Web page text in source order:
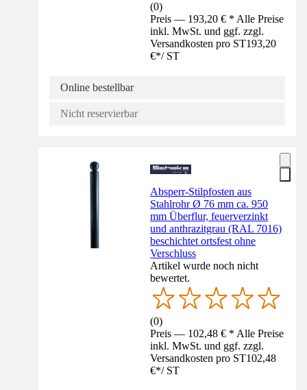
(0)
Preis — 193,20 € * Alle Preise
inkl. MwSt. und ggf. zzgl.
Versandkosten pro ST193,20
€*/ ST
Online bestellbar
Nicht reservierbar
Absperr-Stilpfosten aus
Stahlrohr Ø 76 mm ca. 950
mm Überflur, feuerverzinkt
und anthrazitgrau (RAL 7016)
beschichtet ortsfest ohne
Verschluss
Artikel wurde noch nicht
bewertet.
(0)
Preis — 102,48 € * Alle Preise
inkl. MwSt. und ggf. zzgl.
Versandkosten pro ST102,48
€*/ ST